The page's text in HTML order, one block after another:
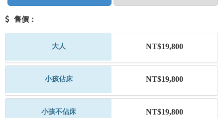
售價：
大人 NT$19,800
小孩佔床 NT$19,800
小孩不佔床 NT$19,800